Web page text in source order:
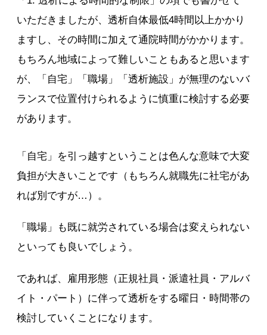
いただきましたが、透析自体最低4時間以上かかり
ますし、その時間に加えて通院時間がかかります。
もちろん地域によって難しいこともあると思います
が、「自宅」「職場」「透析施設」が無理のないバ
ランスで位置付けられるように慎重に検討する必要
があります。
「自宅」を引っ越すということは色んな意味で大変
負担が大きいことです（もちろん就職先に社宅があ
れば別ですが…）。
「職場」も既に就労されている場合は変えられない
といっても良いでしょう。
であれば、雇用形態（正規社員・派遣社員・アルバ
イト・パート）に伴って透析をする曜日・時間帯の
検討していくことになります。